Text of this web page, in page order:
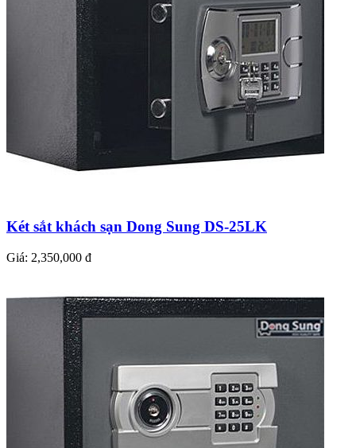
Két sắt khách sạn Dong Sung DS-25LK
Giá: 2,350,000 đ